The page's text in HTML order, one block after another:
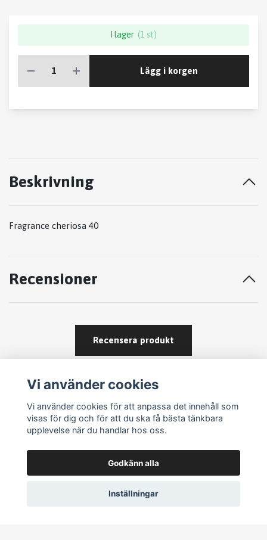
I lager (1 st)
Lägg i korgen
Beskrivning
Fragrance cheriosa 40
Recensioner
Recensera produkt
Om köp och returer
Vi använder cookies
Vi använder cookies för att anpassa det innehåll som
visas för dig och för att du ska få bästa tänkbara
upplevelse när du handlar hos oss.
Godkänn alla
Inställningar